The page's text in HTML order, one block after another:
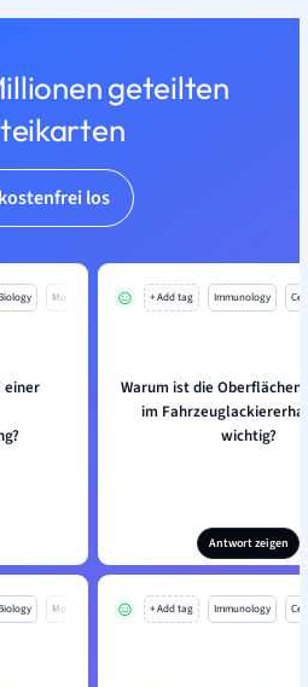
geteilten
los
Mo
einer
+ Add tag Immunology
Warum ist die
im
wichtig?
Antwort zeigen
Mo + Add tag Immunology